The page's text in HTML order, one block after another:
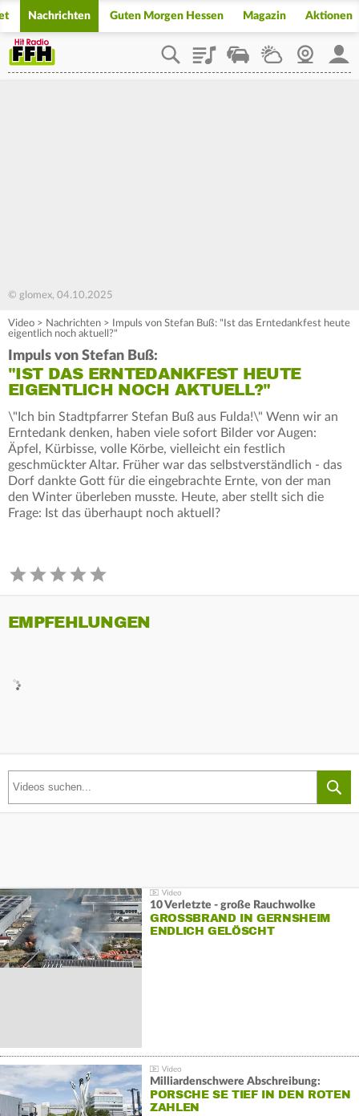
Nachrichten Guten Morgen Hessen Magazin Aktionen
PlaylistStaupilotWetterWebcam
© glomex, 04.10.2025
Video > Nachrichten >
Impuls von Stefan Buß: "Ist das Erntedankfest heute
eigentlich noch aktuell?"
Impuls von Stefan Buß:
"IST DAS ERNTEDANKFEST HEUTE
EIGENTLICH NOCH AKTUELL?"
\"Ich bin Stadtpfarrer Stefan Buß aus Fulda!\" Wenn wir an
Erntedank denken, haben viele sofort Bilder vor Augen:
Äpfel, Kürbisse, volle Körbe, vielleicht ein festlich
geschmückter Altar. Früher war das selbstverständlich - das
Dorf dankte Gott für die eingebrachte Ernte, von der man
den Winter überleben musste. Heute, aber stellt sich die
Frage: Ist das überhaupt noch aktuell?
EMPFEHLUNGEN
10 Verletzte - große Rauchwolke
GROSSBRAND IN GERNSHEIM E
NDLICH GELÖSCHT
Milliardenschwere Abschreibung:
PORSCHE SE TIEF IN DEN ROTEN
ZAHLEN